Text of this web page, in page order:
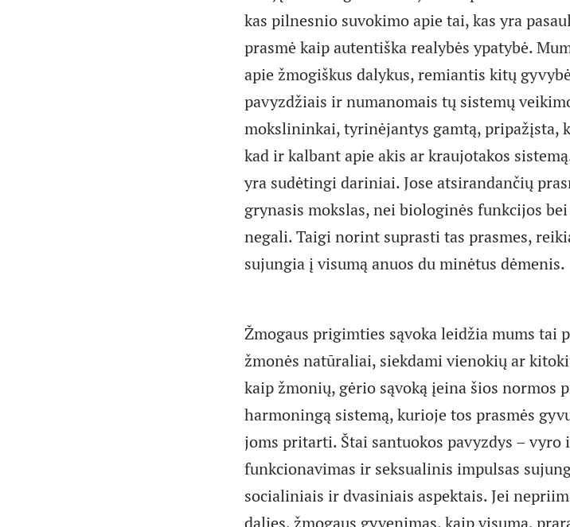
kas pilnesnio suvokimo apie tai, kas yra
prasmė kaip autentiška realybės ypatybė.
apie žmogiškus dalykus, remiantis kitų
pavyzdžiais ir numanomais tų sistemų
mokslininkai, tyrinėjantys gamtą, pripažįsta,
kad ir kalbant apie akis ar kraujotakos
yra sudėtingi dariniai. Jose atsirandančių
grynasis mokslas, nei biologinės funkcijos
negali. Taigi norint suprasti tas prasmes,
sujungia į visumą anuos du minėtus dėmenis.
Žmogaus prigimties sąvoka leidžia mums tai
žmonės natūraliai, siekdami vienokių ar
kaip žmonių, gėrio sąvoką įeina šios normos
harmoningą sistemą, kurioje tos prasmės
joms pritarti. Štai santuokos pavyzdys –
funkcionavimas ir seksualinis impulsas
socialiniais ir dvasiniais aspektais. Jei
dalies, žmogaus gyvenimas, kaip visuma,